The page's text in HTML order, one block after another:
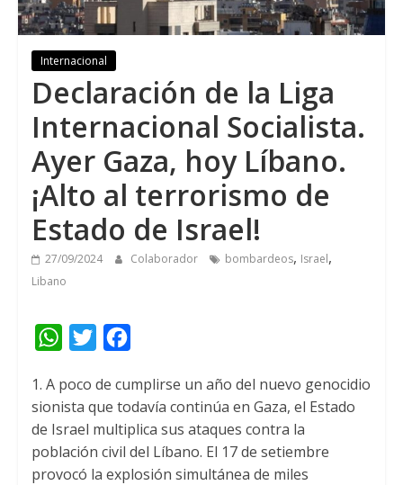
Internacional
Declaración de la Liga
Internacional Socialista.
Ayer Gaza, hoy Líbano.
¡Alto al terrorismo de
Estado de Israel!
27/09/2024 Colaborador bombardeos, Israel,
Libano
W
a
t
s
A
i
t
t
e
c
e
b
o
1. A poco de cumplirse un año del nuevo genocidio
sionista que todavía continúa en Gaza, el Estado
de Israel multiplica sus ataques contra la
población civil del Líbano. El 17 de setiembre
provocó la explosión simultánea de miles